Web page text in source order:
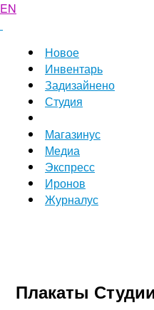
EN
Новое
Инвентарь
Задизайнено
Студия
Магазинус
Медиа
Экспресс
Иронов
Журналус
Плакаты